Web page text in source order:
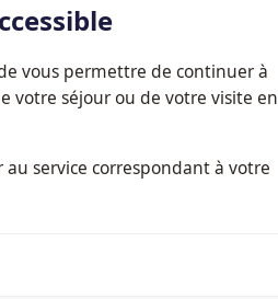
vous permettre de continuer à
votre séjour ou de votre visite en
service correspondant à votre